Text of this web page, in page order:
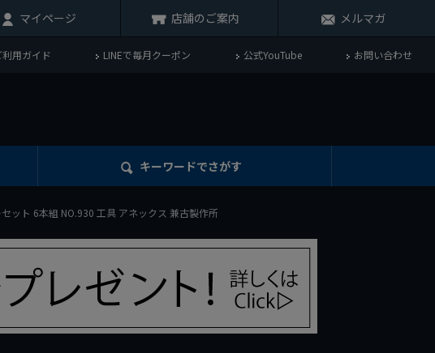
マイページ 店舗のご案内 メルマガ
利用ガイド LINEで毎月クーポン 公式YouTube お問い合わせ
キーワードでさがす
ット 6本組 NO.930 工具 アネックス 兼古製作所